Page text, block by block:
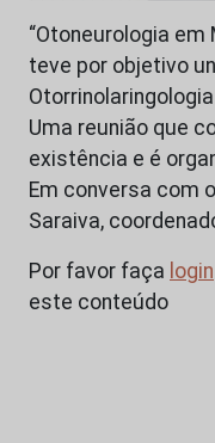
“Otoneurologia em
teve por objetivo
Uma reunião que
existência e é
Em conversa com
Saraiva,
Por favor faça login
este conteúdo